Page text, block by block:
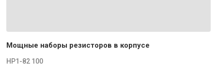
Мощные наборы резисторов в корпусе
НР1-82 100